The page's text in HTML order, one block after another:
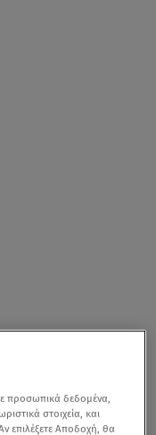
προσωπικά δεδομένα,
στοιχεία, και
επιλέξετε Αποδοχή, θα